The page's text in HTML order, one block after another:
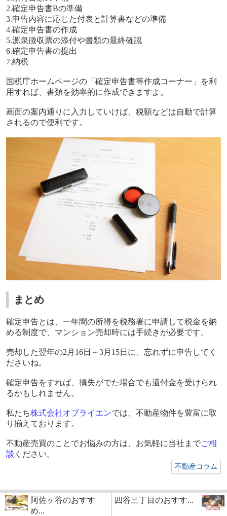
2.確定申告書Bの準備
3.申告内容に応じた付表と計算書などの準備
4.確定申告書の作成
5.源泉徴収票の添付や書類の最終確認
6.確定申告書の提出
7.納税
国税庁ホームページの「確定申告書等作成コーナー」を利
用すれば、書類を効率的に作成できますよ。
画面の案内通りに入力していけば、税額などは自動で計算
されるので便利です。
まとめ
確定申告とは、一年間の所得を税務署に申請して税金を納
める制度で、マンション売却時には手続きが必要です。
売却した翌年の2 月 16日～3月 15日に、忘れずに申告してく
ださいね。
確定申告をすれば、損失がでた場合でも還付金を受けられ
るかもしれません。
私たち株式会社オブライエンでは、不動産物件を豊富に取
り揃えております。
不動産売買のことでお悩みの方は、お気軽に当社までご相
談 ください。
不動産コラム
阿佐ヶ谷のおすす
め...
四谷三丁目のおすす...